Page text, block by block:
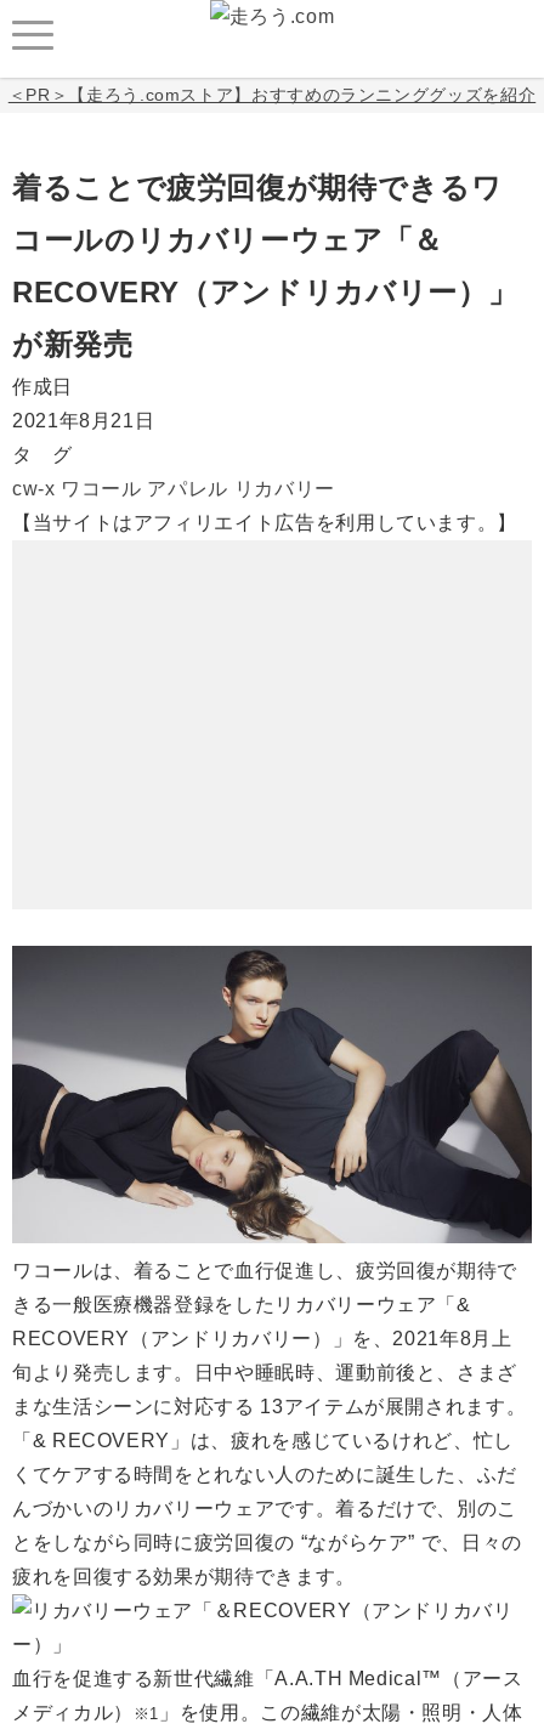
＜PR＞【走ろう.comストア】おすすめのランニンググッズを紹介
着ることで疲労回復が期待できるワ
コールのリカバリーウェア「＆
RECOVERY（アンドリカバリー）」
が新発売
作成日
2021年8月21日
タ グ
cw-x ワコール アパレル リカバリー
【当サイトはアフィリエイト広告を利用しています。】
ワコールは、着ることで血行促進し、疲労回復が期待で
きる一般医療機器登録をしたリカバリーウェア「&
RECOVERY（アンドリカバリー）」を、2021年8月上
旬より発売します。日中や睡眠時、運動前後と、さまざ
まな生活シーンに対応する 13アイテムが展開されます。
「& RECOVERY」は、疲れを感じているけれど、忙し
くてケアする時間をとれない人のために誕生した、ふだ
んづかいのリカバリーウェアです。着るだけで、別のこ
とをしながら同時に疲労回復の “ながらケア” で、日々の
疲れを回復する効果が期待できます。
血行を促進する新世代繊維「A.A.TH Medical™（アース
メディカル）
※1 」を使用。この繊維が太陽・照明・人体